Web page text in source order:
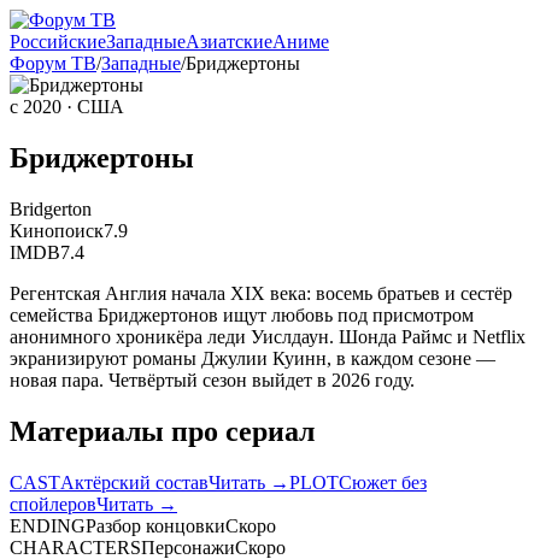
РоссийскиеЗападныеАзиатскиеАниме
Форум ТВ/Западные/Бриджертоны
с 2020 · США
Бриджертоны
Bridgerton
Кинопоиск7.9
IMDB7.4
Регентская Англия начала XIX века: восемь братьев и сестёр
семейства Бриджертонов ищут любовь под присмотром
анонимного хроникёра леди Уислдаун. Шонда Раймс и Netflix
экранизируют романы Джулии Куинн, в каждом сезоне —
новая пара. Четвёртый сезон выйдет в 2026 году.
Материалы про сериал
CASTАктёрский составЧитать →PLOTСюжет без
спойлеровЧитать →
ENDINGРазбор концовкиСкоро
CHARACTERSПерсонажиСкоро